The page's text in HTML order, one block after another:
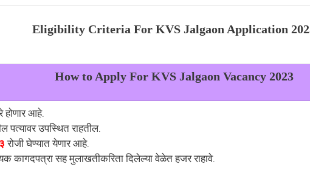
Eligibility Criteria For KVS Jalgaon Application
How to Apply For KVS Jalgaon Vacancy 2023
होणार आहे.
पत्यावर उपस्थित राहतील.
रोजी घेण्यात येणार आहे.
कागदपत्रा सह मुलाखतीकरिता दिलेल्या वेळेत हजर राहावे.